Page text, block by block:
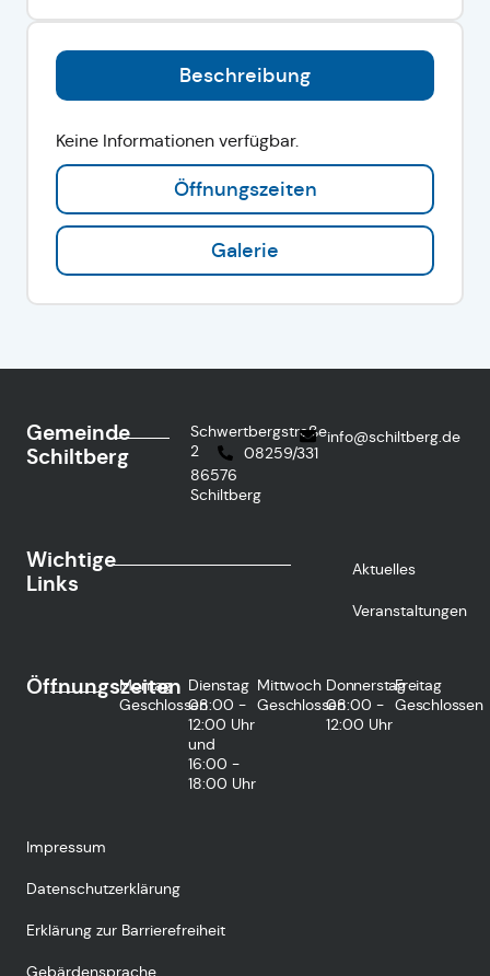
Beschreibung
Öffnungszeiten
Galerie
Keine Informationen verfügbar.
Gemeinde
Schiltberg
Schwertbergstraße
2
86576
Schiltberg
08259/331
info@schiltberg.de
Wichtige
Links
Aktuelles
Veranstaltungen
Öffnungszeiten
Montag
Geschlossen
Dienstag
08:00 -
12:00 Uhr
und
16:00 -
18:00 Uhr
Mittwoch
Geschlossen
Donnerstag
08:00 -
12:00 Uhr
Freitag
Geschlossen
Impressum
Datenschutzerklärung
Erklärung zur Barrierefreiheit
Gebärdensprache